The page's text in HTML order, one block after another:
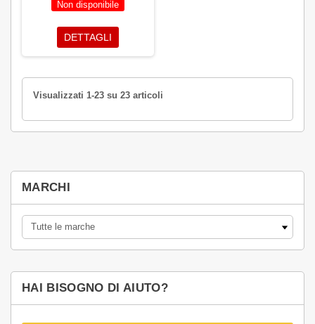
MARCHI
HAI BISOGNO DI AIUTO?
Non disponibile
DETTAGLI
Visualizzati 1-23 su 23 articoli